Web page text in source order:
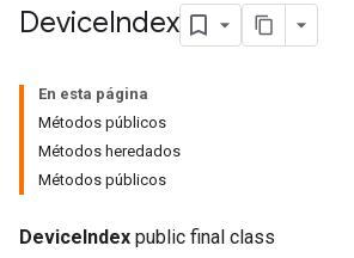
DeviceIndex
En esta página
Métodos públicos
Métodos heredados
Métodos públicos
DeviceIndex public final class